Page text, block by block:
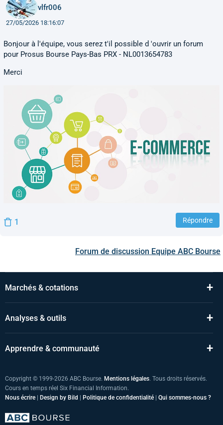
vlfr006
27/05/2026 18:16:07
Bonjour à l'équipe, vous serez t'il possible d 'ouvrir un forum
pour Prosus Bourse Pays-Bas PRX - NL0013654783
Merci
1 Répondre
Forum de discussion Equipe ABC Bourse
Marchés & cotations +
Analyses & outils +
Apprendre & communauté +
Copyright © 1999-2026 ABC Bourse. Mentions légales. Tous droits réservés.
Cours en temps réel Six Financial Information.
Nous écrire
Design by Bild Politique de confidentialité Qui sommes-nous ?